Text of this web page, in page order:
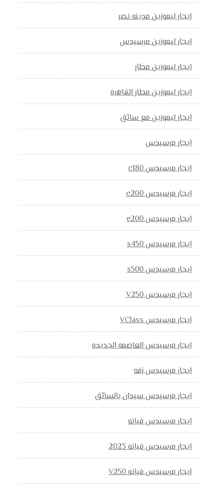
ايجار ليموزين مدينه نصر
ايجار ليموزين مرسيدس
ايجار ليموزين مطار
ايجار ليموزين مطار القاهره
ايجار ليموزين مع سائق
ايجار مرسيدس
ايجار مرسيدس c180
ايجار مرسيدس c200
ايجار مرسيدس e200
ايجار مرسيدس s450
ايجار مرسيدس s500
ايجار مرسيدس V250
ايجار مرسيدس VClass
ايجار مرسيدس العاصمه الجديده
ايجار مرسيدس زفه
ايجار مرسيدس سيدان بالسائق
ايجار مرسيدس فيانو
ايجار مرسيدس فيانو 2023
ايجار مرسيدس فيانو V250